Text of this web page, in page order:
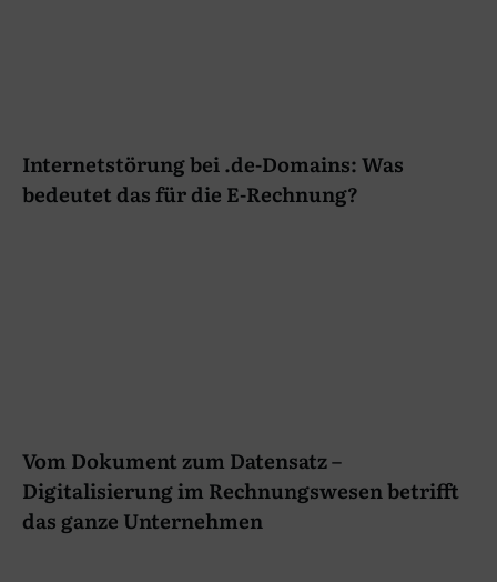
Internetstörung bei .de-Domains: Was
bedeutet das für die E-Rechnung?
Vom Dokument zum Datensatz –
Digitalisierung im Rechnungswesen betrifft
das ganze Unternehmen